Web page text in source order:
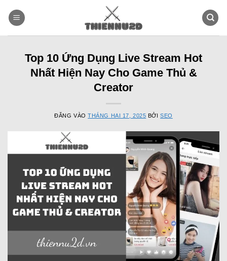
qua
Top 10 Ứng Dụng Live Stream Hot
Nhất Hiện Nay Cho Game Thủ &
Creator
ĐĂNG VÀOTHÁNG HAI 17, 2025 BỞISEO